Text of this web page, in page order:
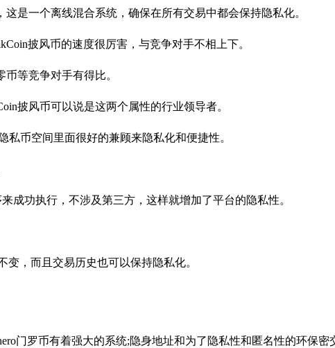
是一个离线混合系统，确保在所有交易中都会保持隐私化。
披风币的速度很厉害，与竞争对手不相上下。
等竞争对手有得比。
披风币可以说是这两个属性的行业领导者。
私币空间里面很好的兼顾来隐私化和便捷性。
成功执行，不涉及第三方，这样就增加了平台的隐私性。
，而且交易历史也可以保持隐私化。
门罗币有着强大的系统;隐身地址和为了隐私性和匿名性的环保密